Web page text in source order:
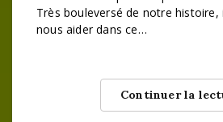
Très bouleversé de notre histoire,
nous aider dans ce…
Continuer la